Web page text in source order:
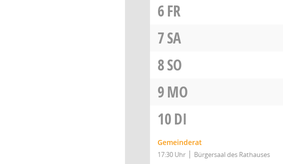
6FR
7SA
8SO
9MO
10DI
Gemeinderat
17:30 Uhr Bürgersaal des Rathauses